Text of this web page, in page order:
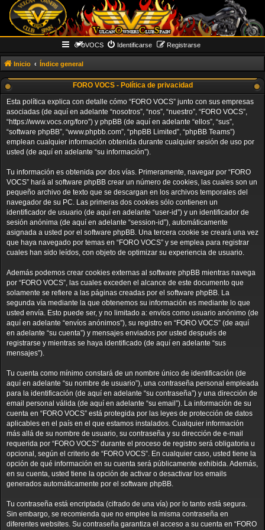
VOCS Identificarse Registrarse
Inicio Índice general
FORO VOCS - Política de privacidad
Esta política explica con detalle cómo “FORO VOCS” junto con sus empresas
asociadas (de aquí en adelante “nosotros”, “nos”, “nuestro”, “FORO VOCS”,
“https://www.vocs.org/foro”) y phpBB (de aquí en adelante “ellos”, “sus”,
“software phpBB”, “www.phpbb.com”, “phpBB Limited”, “phpBB Teams”)
emplean cualquier información obtenida durante cualquier sesión de uso por
usted (de aquí en adelante “su información”).
Tu información es obtenida por dos vías. Primeramente, navegar por “FORO
VOCS” hará al software phpBB crear un número de cookies, las cuales son un
pequeño archivo de texto que se descargan en los archivos temporales del
navegador de su PC. Las primeras dos cookies sólo contienen un
identificador de usuario (de aquí en adelante “user-id”) y un identificador de
sesión anónima (de aquí en adelante “session-id”), automáticamente
asignada a usted por el software phpBB. Una tercera cookie se creará una vez
que haya navegado por temas en “FORO VOCS” y se emplea para registrar
cuales han sido leídos, con objeto de optimizar su experiencia de usuario.
Además podemos crear cookies externas al software phpBB mientras navega
por “FORO VOCS”, las cuales exceden el alcance de este documento que
solamente se refiere a las páginas creadas por el software phpBB. La
segunda vía mediante la que obtenemos su información es mediante lo que
usted envía. Esto puede ser, y no limitado a: envíos como usuario anónimo (de
aquí en adelante “envíos anónimos”), su registro en “FORO VOCS” (de aquí
en adelante “su cuenta”) y mensajes enviados por usted después de
registrarse y mientras se haya identificado (de aquí en adelante “sus
mensajes”).
Tu cuenta como mínimo constará de un nombre único de identificación (de
aquí en adelante “su nombre de usuario”), una contraseña personal empleada
para la identificación (de aquí en adelante “su contraseña”) y una dirección de
email personal válida (de aquí en adelante “su email”). La información de su
cuenta en “FORO VOCS” está protegida por las leyes de protección de datos
aplicables en el país en el que estamos instalados. Cualquier información
más allá de su nombre de usuario, su contraseña y su dirección de e-mail
requerida por “FORO VOCS” durante el proceso de registro será obligatoria u
opcional, según el criterio de “FORO VOCS”. En cualquier caso, usted tiene la
opción de qué información en su cuenta será públicamente exhibida. Además,
en su cuenta, usted tiene la opción de activar o desactivar los emails
generados automáticamente por el software phpBB.
Tu contraseña está encriptada (cifrado de una vía) por lo tanto está segura.
Sin embargo, se recomienda que no emplee la misma contraseña en
diferentes websites. Su contraseña garantiza el acceso a su cuenta en “FORO